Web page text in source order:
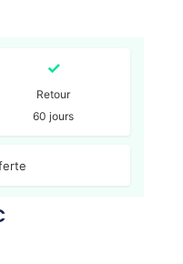
✓
Retour
60 jours